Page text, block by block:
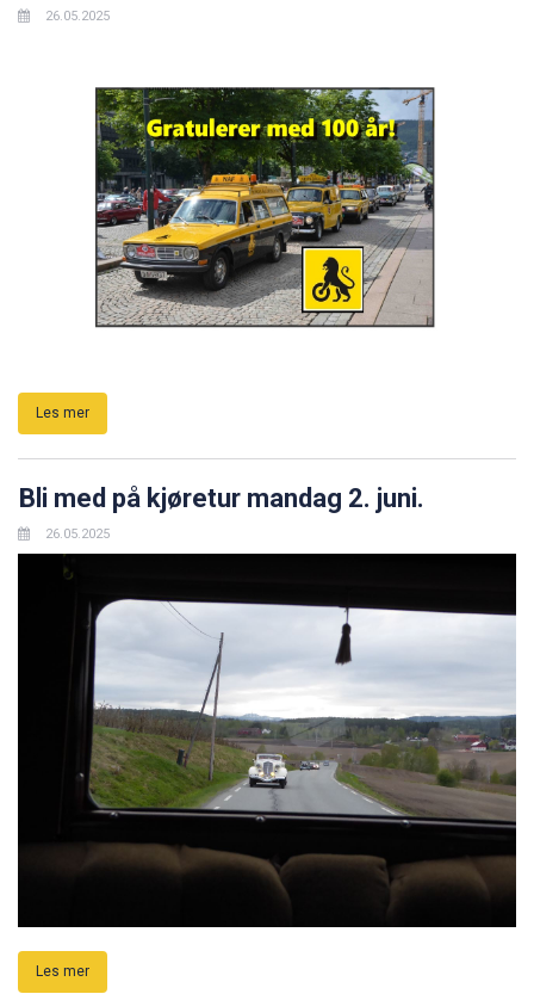
26.05.2025
Les mer
Bli med på kjøretur mandag 2. juni.
26.05.2025
Les mer